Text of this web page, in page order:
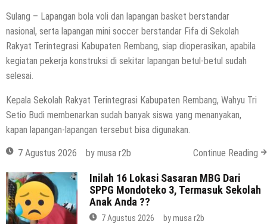
Sulang – Lapangan bola voli dan lapangan basket berstandar
nasional, serta lapangan mini soccer berstandar Fifa di Sekolah
Rakyat Terintegrasi Kabupaten Rembang, siap dioperasikan, apabila
kegiatan pekerja konstruksi di sekitar lapangan betul-betul sudah
selesai.
Kepala Sekolah Rakyat Terintegrasi Kabupaten Rembang, Wahyu Tri
Setio Budi membenarkan sudah banyak siswa yang menanyakan,
kapan lapangan-lapangan tersebut bisa digunakan.
7 Agustus 2026 by musa r2b Continue Reading
Inilah 16 Lokasi Sasaran MBG Dari
SPPG Mondoteko 3, Termasuk Sekolah
Anak Anda ??
7 Agustus 2026 bymusa r2b